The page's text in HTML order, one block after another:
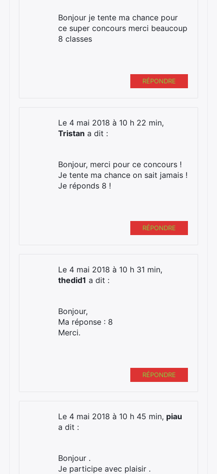
Bonjour je tente ma chance pour
ce super concours merci beaucoup
8 classes
RÉPONDRE
Le 4 mai 2018 à 10 h 22 min,
Tristan a dit :
Bonjour, merci pour ce concours !
Je tente ma chance on sait jamais !
Je réponds 8 !
RÉPONDRE
Le 4 mai 2018 à 10 h 31 min,
thedid1 a dit :
Bonjour,
Ma réponse : 8
Merci.
RÉPONDRE
Le 4 mai 2018 à 10 h 45 min, piau
a dit :
Bonjour .
Je participe avec plaisir .